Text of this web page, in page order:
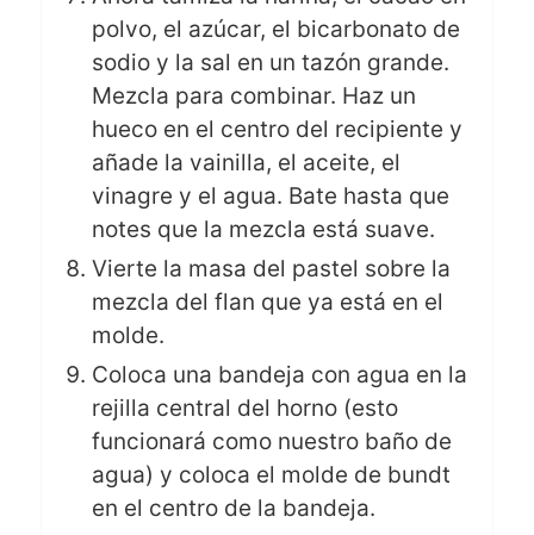
polvo, el azúcar, el bicarbonato de
sodio y la sal en un tazón grande.
Mezcla para combinar. Haz un
hueco en el centro del recipiente y
añade la vainilla, el aceite, el
vinagre y el agua. Bate hasta que
notes que la mezcla está suave.
Vierte la masa del pastel sobre la
mezcla del flan que ya está en el
molde.
Coloca una bandeja con agua en la
rejilla central del horno (esto
funcionará como nuestro baño de
agua) y coloca el molde de bundt
en el centro de la bandeja.